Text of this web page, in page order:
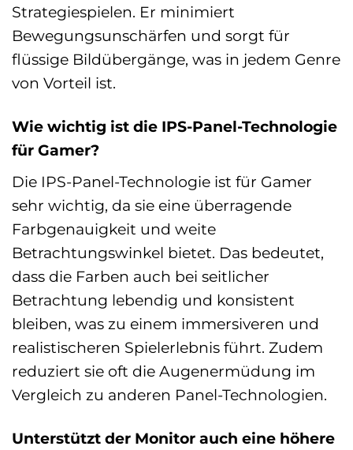
Strategiespielen. Er minimiert
Bewegungsunschärfen und sorgt für
flüssige Bildübergänge, was in jedem Genre
von Vorteil ist.
Wie wichtig ist die IPS-Panel-Technologie
für Gamer?
Die IPS-Panel-Technologie ist für Gamer
sehr wichtig, da sie eine überragende
Farbgenauigkeit und weite
Betrachtungswinkel bietet. Das bedeutet,
dass die Farben auch bei seitlicher
Betrachtung lebendig und konsistent
bleiben, was zu einem immersiveren und
realistischeren Spielerlebnis führt. Zudem
reduziert sie oft die Augenermüdung im
Vergleich zu anderen Panel-Technologien.
Unterstützt der Monitor auch eine höhere